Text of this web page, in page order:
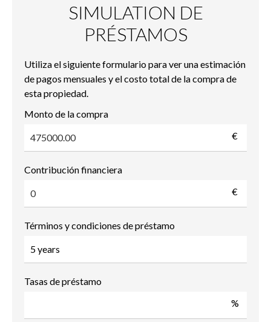
SIMULATION DE
PRÉSTAMOS
Utiliza el siguiente formulario para ver una estimación
de pagos mensuales y el costo total de la compra de
esta propiedad.
Monto de la compra
€
Contribución financiera
€
Términos y condiciones de préstamo
Tasas de préstamo
%